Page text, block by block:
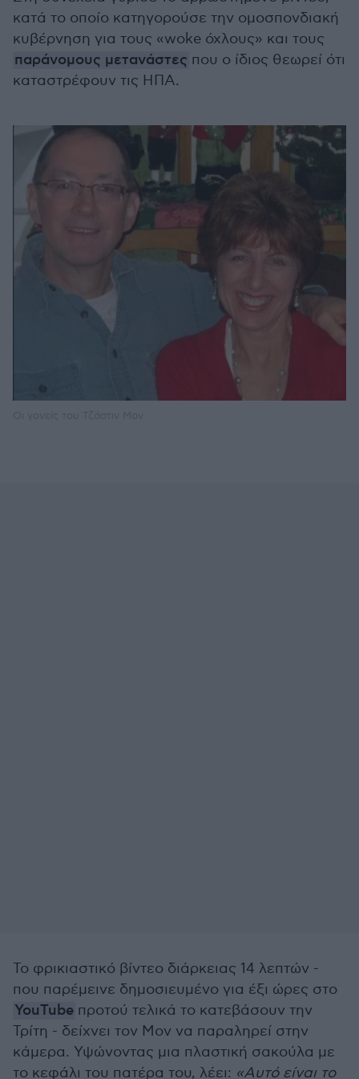
κατά το οποίο κατηγορούσε την ομοσπονδιακή
κυβέρνηση για τους «woke όχλους» και τους
παράνομους μετανάστες που ο ίδιος θεωρεί ότι
καταστρέφουν τις ΗΠΑ.
Το φρικιαστικό βίντεο διάρκειας 14 λεπτών -
που παρέμεινε δημοσιευμένο για έξι ώρες στο
YouTube προτού τελικά το κατεβάσουν την
Τρίτη - δείχνει τον Μον να παραληρεί στην
κάμερα. Υψώνοντας μια πλαστική σακούλα με
το κεφάλι του πατέρα του, λέει: «Αυτό είναι το